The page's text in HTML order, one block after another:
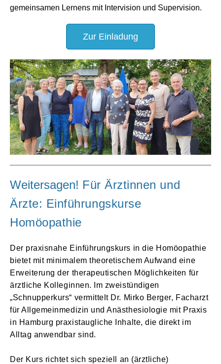
gemeinsamen Lernens mit Intervision und Supervision.
Zur Einladung
Weitersagen! Für Ärztinnen und
Ärzte: Einführungskurse
Homöopathie
Der praxisnahe Einführungskurs in die Homöopathie
bietet mit minimalem theoretischem Aufwand eine
Erweiterung der therapeutischen Möglichkeiten für
ärztliche Kolleginnen. Im zweistündigen
„Schnupperkurs“ vermittelt Dr. Mirko Berger, Facharzt
für Allgemeinmedizin und Anästhesiologie mit Praxis
in Hamburg praxistaugliche Inhalte, die direkt im
Alltag anwendbar sind.
Der Kurs richtet sich speziell an (ärztliche)